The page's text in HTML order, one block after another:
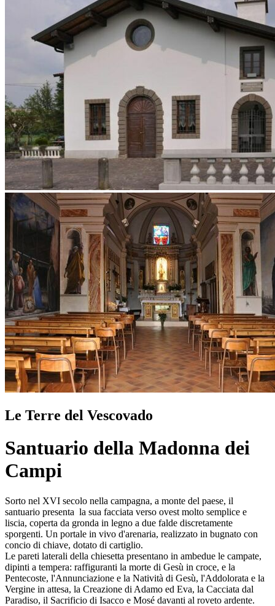
Le Terre del Vescovado
Santuario della Madonna dei
Campi
Sorto nel XVI secolo nella campagna, a monte del paese, il
santuario presenta la sua facciata verso ovest molto semplice e
liscia, coperta da gronda in legno a due falde discretamente
sporgenti. Un portale in vivo d'arenaria, realizzato in bugnato con
concio di chiave, dotato di cartiglio.
Le pareti laterali della chiesetta presentano in ambedue le campate,
dipinti a tempera: raffiguranti la morte di Gesù in croce, e la
Pentecoste, l'Annunciazione e la Natività di Gesù, l'Addolorata e la
Vergine in attesa, la Creazione di Adamo ed Eva, la Cacciata dal
Paradiso, il Sacrificio di Isacco e Mosé davanti al roveto ardente.